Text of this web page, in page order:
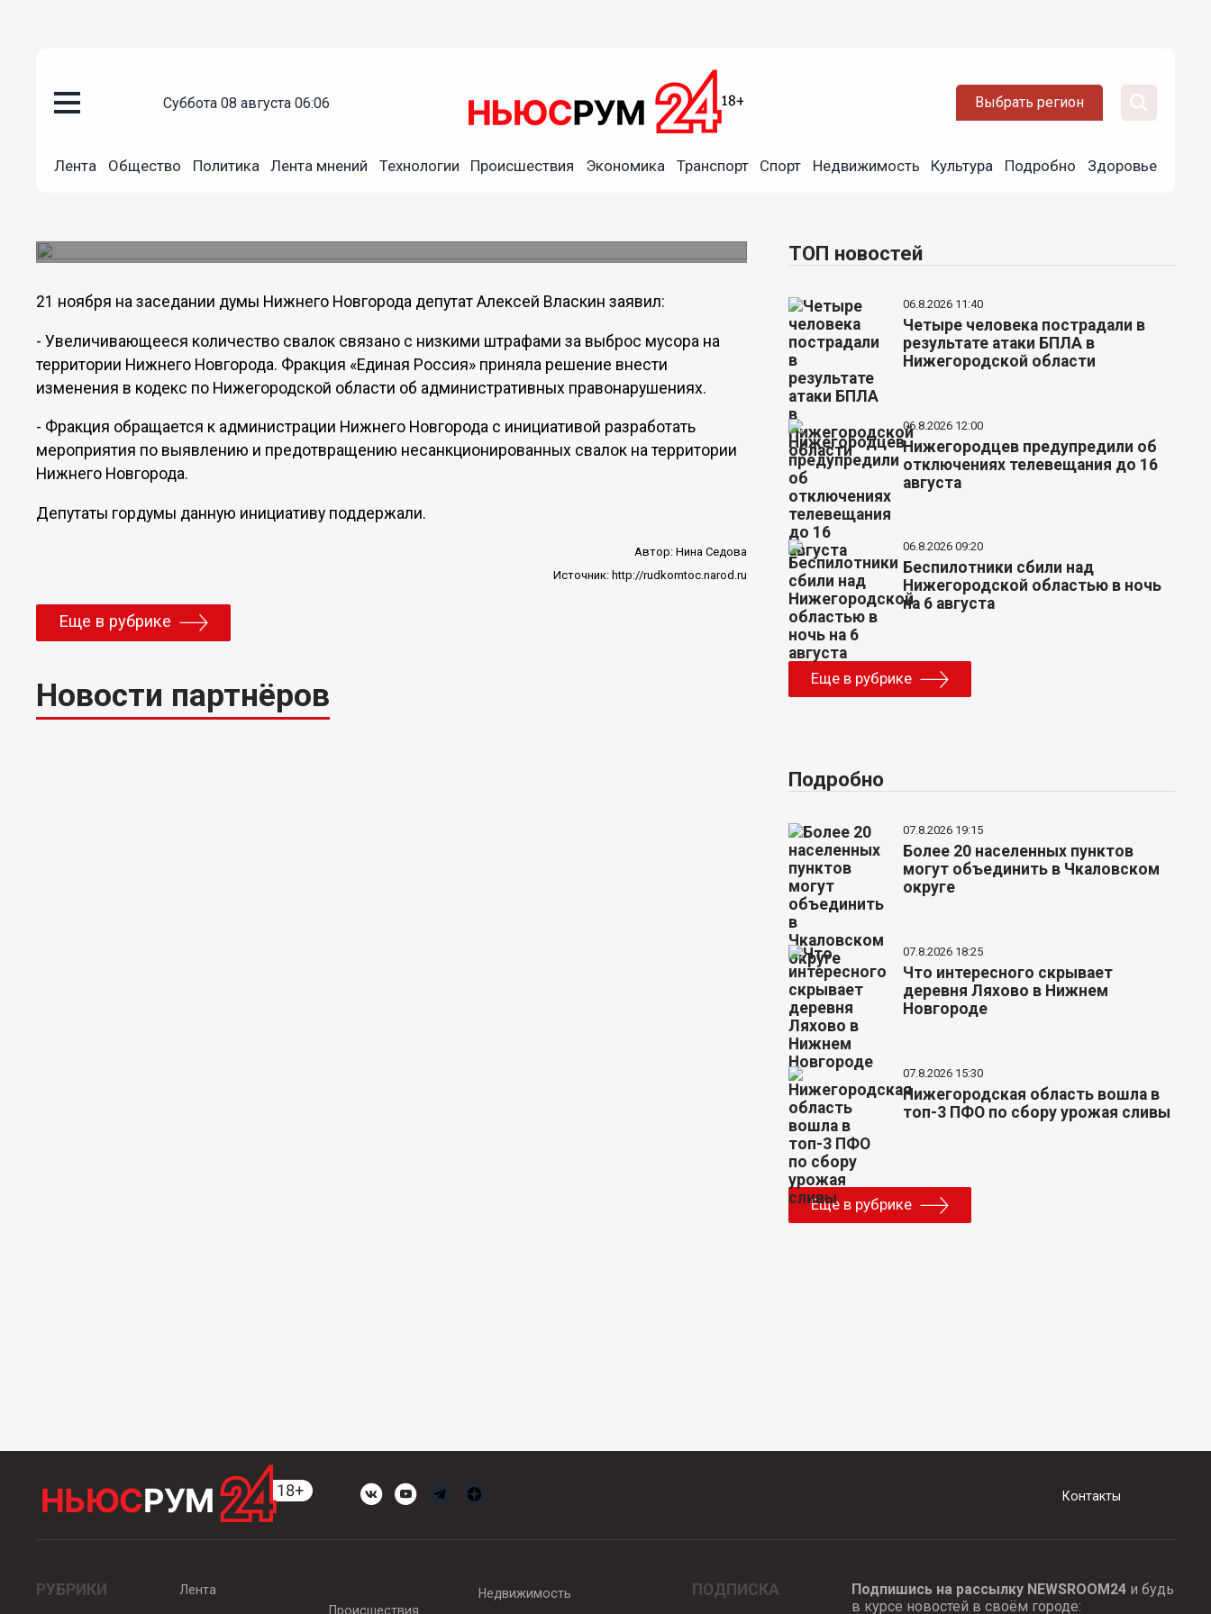
суббота 08 августа 06:06 Выбрать регион
Лента Общество Политика Лента мнений Технологии Происшествия Экономика Транспорт Спорт Недвижимость Культура Подробно Здоровье
В Нижнем Новгороде увеличат штрафы за
21 ноября на заседании думы Нижнего Новгорода депутат Алексей Власкин заявил:
- Увеличивающееся количество свалок связано с низкими штрафами за выброс мусора на
территории Нижнего Новгорода. Фракция «Единая Россия» приняла решение внести
изменения в кодекс по Нижегородской области об административных правонарушениях.
- Фракция обращается к администрации Нижнего Новгорода с инициативой разработать
мероприятия по выявлению и предотвращению несанкционированных свалок на территории
Нижнего Новгорода.
Депутаты гордумы данную инициативу поддержали.
Автор: Нина Седова
Источник: http://rudkomtoc.narod.ru
Еще в рубрике
Новости партнёров
ТОП новостей
06.8.2026 11:40
Четыре человека пострадали в
результате атаки БПЛА в
Нижегородской области
06.8.2026 12:00
Нижегородцев предупредили об
отключениях телевещания до 16
августа
06.8.2026 09:20
Беспилотники сбили над
Нижегородской областью в ночь
на 6 августа
Еще в рубрике
Подробно
07.8.2026 19:15
Более 20 населенных пунктов
могут объединить в Чкаловском
округе
07.8.2026 18:25
Что интересного скрывает
деревня Ляхово в Нижнем
Новгороде
07.8.2026 15:30
Нижегородская область вошла в
топ-3 ПФО по сбору урожая сливы
Еще в рубрике
Контакты
РУБРИКИ
Лента
Происшествия
Недвижимость ПОДПИСКА Подпишись на рассылку NEWSROOM24и будь
в курсе новостей в своём городе: